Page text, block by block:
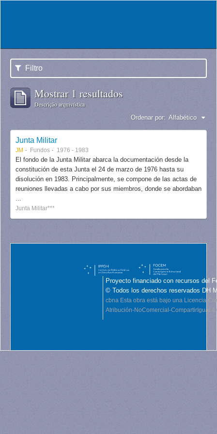
Filtro
Mostrar 1 resultados
Descrição arquivística
Ordenar por: Alfabético
Junta Militar
JM Fundos 1976 - 1983
El fondo de la Junta Militar abarca la documentación desde la
constitución de esta Junta el 24 de marzo de 1976 hasta su
disolución en 1983. Principalmente, se compone de las actas de
reuniones llevadas a cabo por sus miembros, donde se abordaban
...
Junta Militar***
Proyecto financiado con recursos del
© Todos los derechos reservados DH
cbna Esta obra está bajo una Licencia
Atribución-NoComercial-CompartirIgual